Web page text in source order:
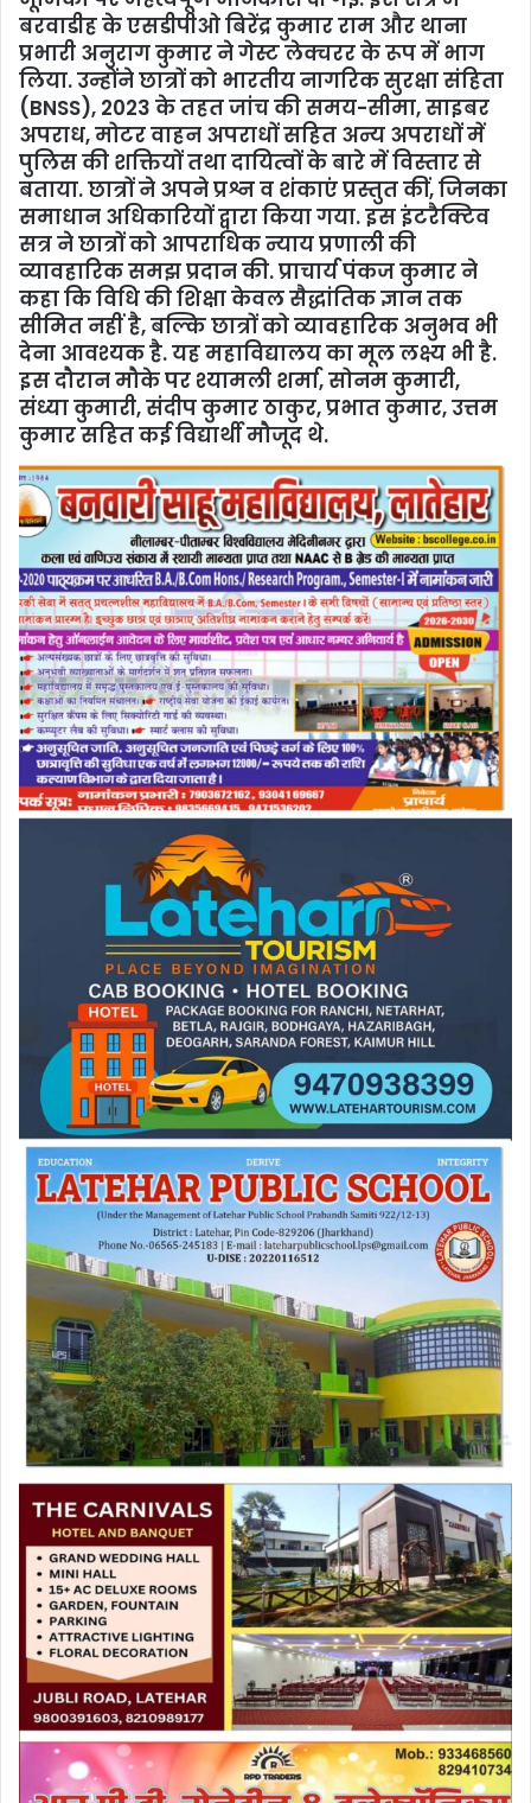
बरवाडीह के एसडीपीओ बिरेंद्र कुमार राम और थाना
प्रभारी अनुराग कुमार ने गेस्ट लेक्चरर के रूप में भाग
लिया. उन्होंने छात्रों को भारतीय नागरिक सुरक्षा संहिता
(BNSS), 2023 के तहत जांच की समय-सीमा, साइबर
अपराध, मोटर वाहन अपराधों सहित अन्य अपराधों में
पुलिस की शक्तियों तथा दायित्वों के बारे में विस्तार से
बताया. छात्रों ने अपने प्रश्न व शंकाएं प्रस्तुत कीं, जिनका
समाधान अधिकारियों द्वारा किया गया. इस इंटरैक्टिव
सत्र ने छात्रों को आपराधिक न्याय प्रणाली की
व्यावहारिक समझ प्रदान की. प्राचार्य पंकज कुमार ने
कहा कि विधि की शिक्षा केवल सैद्धांतिक ज्ञान तक
सीमित नहीं है, बल्कि छात्रों को व्यावहारिक अनुभव भी
देना आवश्यक है. यह महाविद्यालय का मूल लक्ष्य भी है.
इस दौरान मौके पर श्यामली शर्मा, सोनम कुमारी,
संध्या कुमारी, संदीप कुमार ठाकुर, प्रभात कुमार, उत्तम
कुमार सहित कई विद्यार्थी मौजूद थे.